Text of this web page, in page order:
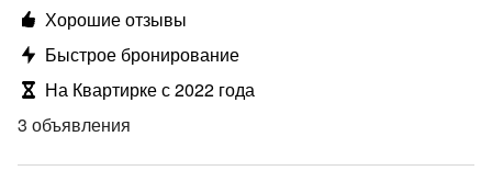
Хорошие отзывы
Быстрое бронирование
На Квартирке с 2022 года
3 объявления